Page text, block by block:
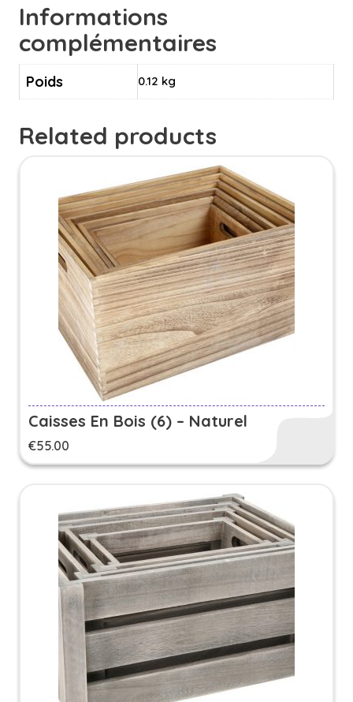
Informations
complémentaires
Poids 0.12 kg
Related products
Caisses En Bois (6) – Naturel
€55.00